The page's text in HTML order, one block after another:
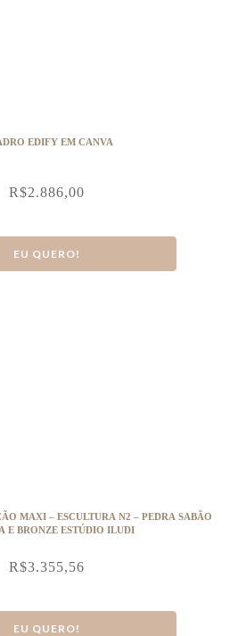
EDIFY EM CANVA
R$2.886,00
EU QUERO!
– ESCULTURA N2 – PEDRA SABÃO
E BRONZE ESTÚDIO ILUDI
R$3.355,56
EU QUERO!